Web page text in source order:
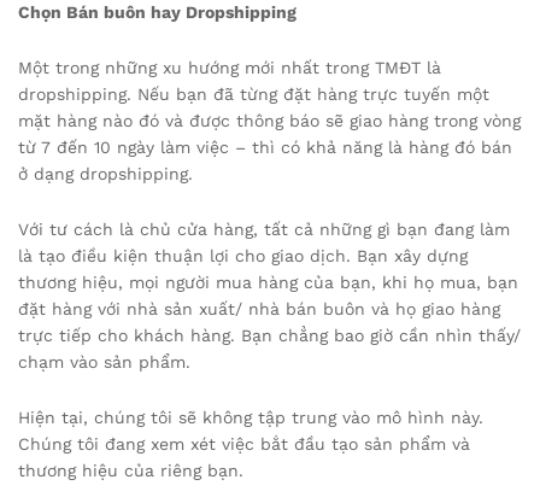
Chọn Bán buôn hay Dropshipping
Một trong những xu hướng mới nhất trong TMĐT là
dropshipping. Nếu bạn đã từng đặt hàng trực tuyến một
mặt hàng nào đó và được thông báo sẽ giao hàng trong vòng
từ 7 đến 10 ngày làm việc – thì có khả năng là hàng đó bán
ở dạng dropshipping.
Với tư cách là chủ cửa hàng, tất cả những gì bạn đang làm
là tạo điều kiện thuận lợi cho giao dịch. Bạn xây dựng
thương hiệu, mọi người mua hàng của bạn, khi họ mua, bạn
đặt hàng với nhà sản xuất/ nhà bán buôn và họ giao hàng
trực tiếp cho khách hàng. Bạn chẳng bao giờ cần nhìn thấy/
chạm vào sản phẩm.
Hiện tại, chúng tôi sẽ không tập trung vào mô hình này.
Chúng tôi đang xem xét việc bắt đầu tạo sản phẩm và
thương hiệu của riêng bạn.